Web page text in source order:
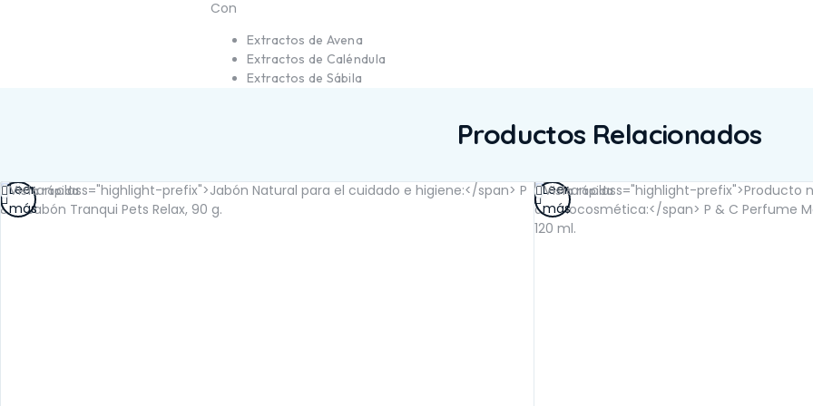
Con
Extractos de Avena
Extractos de Caléndula
Extractos de Sábila
Productos Relacionados
Vista rápida
Leer
más
Vista rápida
Leer
más